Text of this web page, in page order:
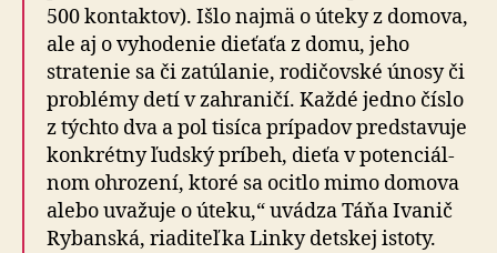
500 kontaktov). Išlo najmä o úteky z domova,
ale aj o vyhodenie dieťaťa z domu, jeho
stratenie sa či za­tú­la­nie, rodičovské únosy či
problémy detí v zahraničí. Každé jedno číslo
z týchto dva a pol tisíca prípadov predstavuje
konkrétny ľudský príbeh, dieťa v po­ten­ciál­
nom ohrození, ktoré sa ocitlo mimo domova
alebo uva­žu­je o úteku,“ uvádza Táňa Ivanič
Rybanská, riaditeľka Linky detskej istoty.